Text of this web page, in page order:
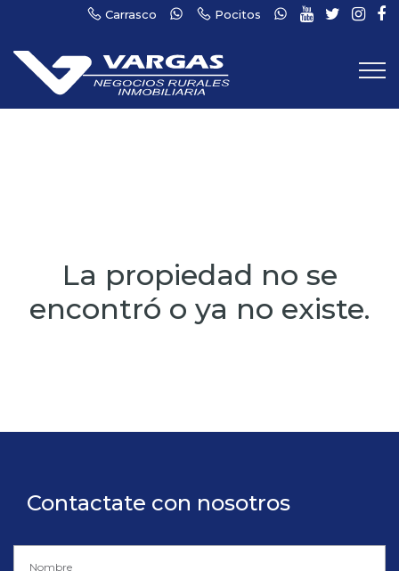
Carrasco Pocitos
La propiedad no se
encontró o ya no existe.
Contactate con nosotros